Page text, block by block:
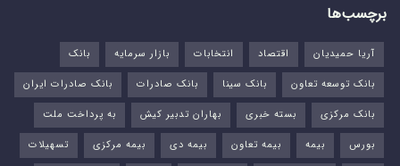
برچسب‌ها
آریا حمیدیان اقتصاد انتخابات بازار سرمایه
بانک
بانک توسعه تعاون
بانک سینا بانک صادرات
بانک صادرات ایران
بانک مرکزی
بسته خبری بهاران تدبیر کیش
به پرداخت ملت
بورس‌
بیمه بیمه تعاون بیمه دی بیمه مرکزی
تسهیلات